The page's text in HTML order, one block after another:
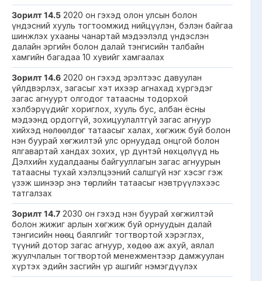
Зорилт 14.5 2020 он гэхэд олон улсын болон
үндэсний хууль тогтоомжид нийцүүлэн, бэлэн байгаа
шинжлэх ухааны чанартай мэдээлэлд үндэслэн
далайн эргийн болон далай тэнгисийн талбайн
хамгийн багадаа 10 хувийг хамгаалах
Зорилт 14.6 2020 он гэхэд эрэлтээс давуулан
үйлдвэрлэх, загасыг хэт ихээр агнахад хүргэдэг
загас агнуурт олгодог татаасны тодорхой
хэлбэрүүдийг хориглох, хууль бус, албан ёсны
мэдээнд ордоггүй, зохицуулалтгүй загас агнуур
хийхэд нөлөөлдөг татаасыг халах, хөгжиж буй болон
нэн буурай хөгжилтэй улс орнуудад онцгой болон
ялгавартай хандах зохих, үр дүнтэй нөхцөлүүд нь
Дэлхийн худалдааны байгууллагын загас агнуурын
татаасны тухай хэлэлцээний салшгүй нэг хэсэг гэж
үзэж шинээр энэ төрлийн татаасыг нэвтрүүлэхээс
татгалзах
Зорилт 14.7 2030 он гэхэд нэн буурай хөгжилтэй
болон жижиг арлын хөгжиж буй орнуудын далай
тэнгисийн нөөц баялгийг тогтвортой хэрэглэх,
түүний дотор загас агнуур, хөдөө аж ахуй, аялал
жуулчлалын тогтвортой менежментээр дамжуулан
хүртэх эдийн засгийн үр ашгийг нэмэгдүүлэх